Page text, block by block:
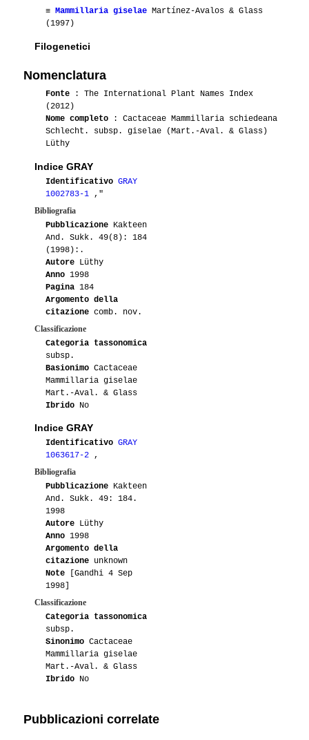
03-2018 Gianna
04-2016 Luca
05-2015 Maurillio
05-2015
Tramontana23
03-2015 Luca
09-2014 Donatella2012
06-2014
04-2014 Antonietta
04-2014 Ento
05-2013 Lakota
05-2012 Maurillio
03-2012
01-2012 Patra
07-2011 Jocactus
04-2011
03-2011
04-2010 Lacoccinellablu
03-2010 Lacoccinellablu
≡ Mammillaria giselae Martínez-Avalos & Glass
(1997)
Filogenetici
Nomenclatura
Fonte : The International Plant Names Index
(2012)
Nome completo : Cactaceae Mammillaria schiedeana
Schlecht. subsp. giselae (Mart.-Aval. & Glass)
Lüthy
Indice GRAY
Identificativo GRAY
1002783-1 ,"
Bibliografia
Pubblicazione Kakteen
And. Sukk. 49(8): 184
(1998):.
Autore Lüthy
Anno 1998
Pagina 184
Argomento della
citazione comb. nov.
Classificazione
Categoria tassonomica
subsp.
Basionimo Cactaceae
Mammillaria giselae
Mart.-Aval. & Glass
Ibrido No
Indice GRAY
Identificativo GRAY
1063617-2 ,
Bibliografia
Pubblicazione Kakteen
And. Sukk. 49: 184.
1998
Autore Lüthy
Anno 1998
Argomento della
citazione unknown
Note [Gandhi 4 Sep
1998]
Classificazione
Categoria tassonomica
subsp.
Sinonimo Cactaceae
Mammillaria giselae
Mart.-Aval. & Glass
Ibrido No
Pubblicazioni correlate